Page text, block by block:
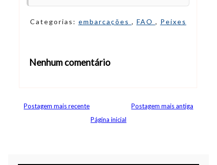
Categorias: embarcações , FAO , Peixes
Nenhum comentário
Postagem mais recente
Postagem mais antiga
Página inicial